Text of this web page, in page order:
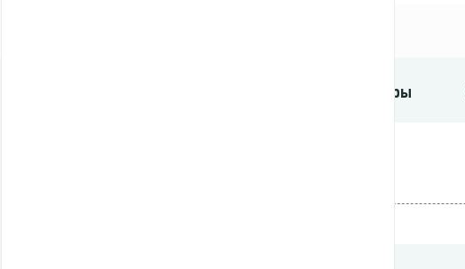
Похожие товары